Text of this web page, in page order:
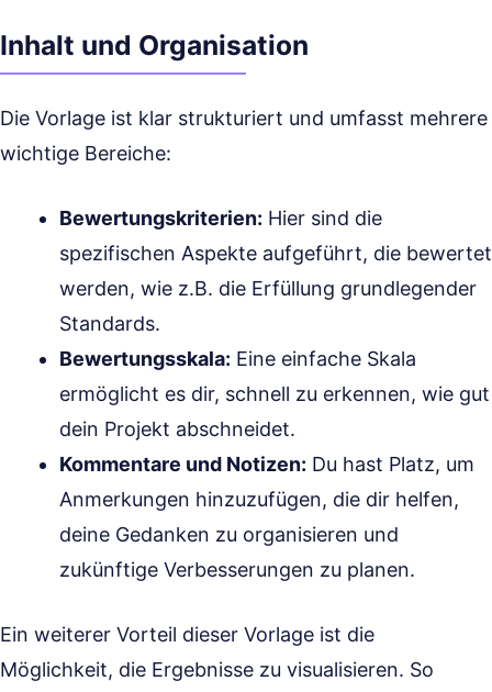
Inhalt und Organisation
Die Vorlage ist klar strukturiert und umfasst mehrere
wichtige Bereiche:
Bewertungskriterien: Hier sind die
spezifischen Aspekte aufgeführt, die bewertet
werden, wie z.B. die Erfüllung grundlegender
Standards.
Bewertungsskala: Eine einfache Skala
ermöglicht es dir, schnell zu erkennen, wie gut
dein Projekt abschneidet.
Kommentare und Notizen: Du hast Platz, um
Anmerkungen hinzuzufügen, die dir helfen,
deine Gedanken zu organisieren und
zukünftige Verbesserungen zu planen.
Ein weiterer Vorteil dieser Vorlage ist die
Möglichkeit, die Ergebnisse zu visualisieren. So